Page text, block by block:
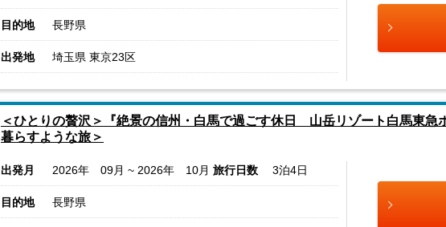
目的地 長野県
出発地 埼玉県 東京23区
＜ひとりの贅沢＞『絶景の信州・白馬で過ごす休日 山岳リゾート白馬東
暮らすような旅＞
出発月 2026年 09月 ~ 2026年 10月 旅行日数 3泊4日
目的地 長野県